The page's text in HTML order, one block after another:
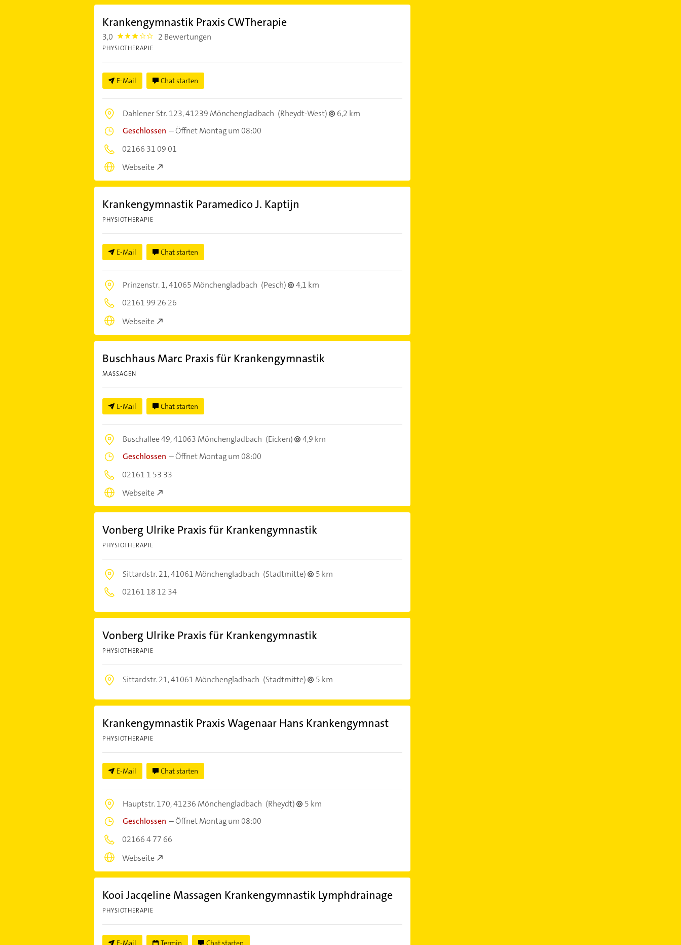
Krankengymnastik Praxis CWTherapie
3,0 3.0 2 Bewertungen
PHYSIOTHERAPIE
E-Mail Chat starten
Dahlener Str. 123,41239 Mönchengladbach (Rheydt-West)
6,2 km
Geschlossen –Öffnet Montag um 08:00
02166 31 09 01
Webseite
Krankengymnastik Paramedico J. Kaptijn
PHYSIOTHERAPIE
E-Mail Chat starten
Prinzenstr. 1,41065 Mönchengladbach (Pesch)
4,1 km
02161 99 26 26
Webseite
Buschhaus Marc Praxis für Krankengymnastik
MASSAGEN
E-Mail Chat starten
Buschallee 49,41063 Mönchengladbach (Eicken)
4,9 km
Geschlossen –Öffnet Montag um 08:00
02161 1 53 33
Webseite
Vonberg Ulrike Praxis für Krankengymnastik
PHYSIOTHERAPIE
Sittardstr. 21,41061 Mönchengladbach (Stadtmitte)
5 km
02161 18 12 34
Vonberg Ulrike Praxis für Krankengymnastik
PHYSIOTHERAPIE
Sittardstr. 21,41061 Mönchengladbach (Stadtmitte) 5 km
Krankengymnastik Praxis Wagenaar Hans Krankengymnast
PHYSIOTHERAPIE
E-Mail Chat starten
Hauptstr. 170,41236 Mönchengladbach (Rheydt)
5 km
Geschlossen –Öffnet Montag um 08:00
02166 4 77 66
Webseite
Kooi Jacqeline Massagen Krankengymnastik Lymphdrainage
PHYSIOTHERAPIE
E-Mail Termin Chat starten